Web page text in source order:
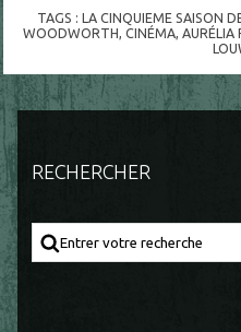
TAGS :LA CINQUIEME SAISON
WOODWORTH,CINÉMA,AURÉLIA
RECHERCHER